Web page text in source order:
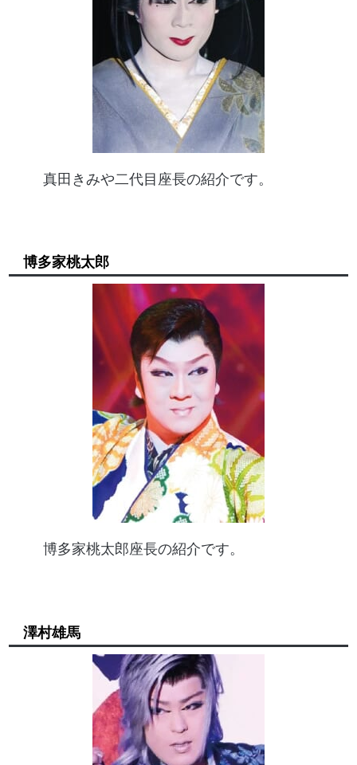
真田きみや二代目座長の紹介です。
博多家桃太郎
博多家桃太郎座長の紹介です。
澤村雄馬